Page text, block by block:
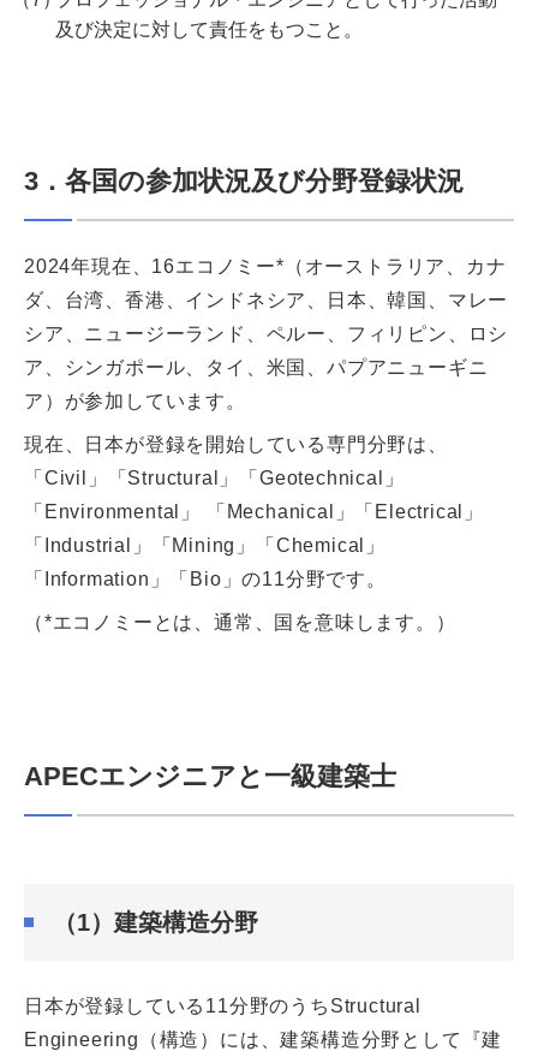
及び決定に対して責任をもつこと。
3．各国の参加状況及び分野登録状況
2024年現在、16エコノミー*（オーストラリア、カナ
ダ、台湾、香港、インドネシア、日本、韓国、マレー
シア、ニュージーランド、ペルー、フィリピン、ロシ
ア、シンガポール、タイ、米国、パプアニューギニ
ア）が参加しています。
現在、日本が登録を開始している専門分野は、
「Civil」「Structural」「Geotechnical」
「Environmental」 「Mechanical」「Electrical」
「Industrial」「Mining」「Chemical」
「Information」「Bio」の11分野です。
（*エコノミーとは、通常、国を意味します。）
APECエンジニアと一級建築士
（1）建築構造分野
日本が登録している11分野のうちStructural
Engineering（構造）には、建築構造分野として『建